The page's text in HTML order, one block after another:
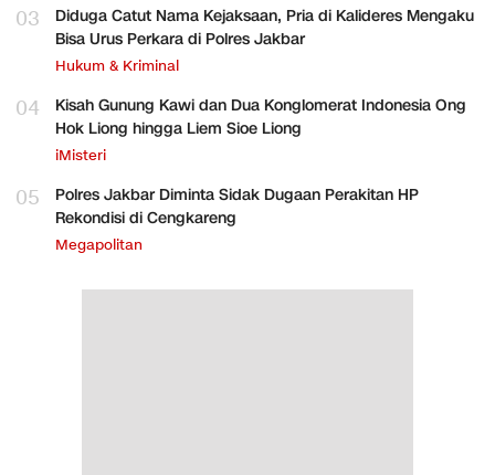
03
Diduga Catut Nama Kejaksaan, Pria di Kalideres Mengaku
Bisa Urus Perkara di Polres Jakbar
Hukum & Kriminal
04
Kisah Gunung Kawi dan Dua Konglomerat Indonesia Ong
Hok Liong hingga Liem Sioe Liong
iMisteri
05
Polres Jakbar Diminta Sidak Dugaan Perakitan HP
Rekondisi di Cengkareng
Megapolitan